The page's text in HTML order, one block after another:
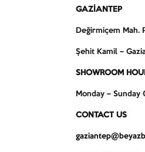
GAZİANTEP
Değirmiçem Mah.
Şehit Kamil –
SHOWROOM
Monday –
CONTACT US